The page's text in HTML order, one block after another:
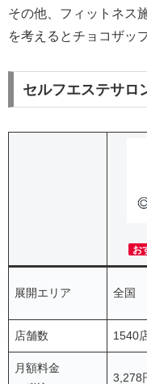
その他、フィットネス
を考えるとチョコザッ
セルフエステサロ
お
展開エリア 全国
店舗数 1540
月額料金
3,278